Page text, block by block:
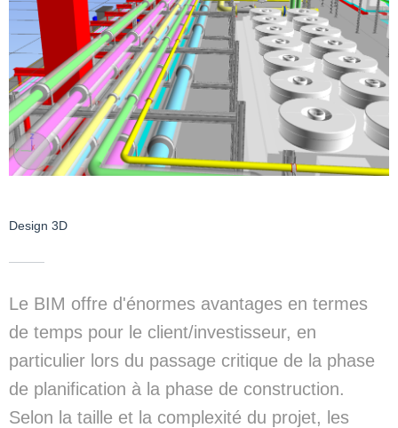
Design 3D
Le BIM offre d'énormes avantages en termes
de temps pour le client/investisseur, en
particulier lors du passage critique de la phase
de planification à la phase de construction.
Selon la taille et la complexité du projet, les